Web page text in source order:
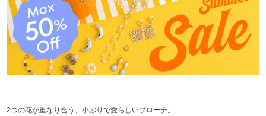
2つの花が重なり合う、小ぶりで愛らしいブローチ。